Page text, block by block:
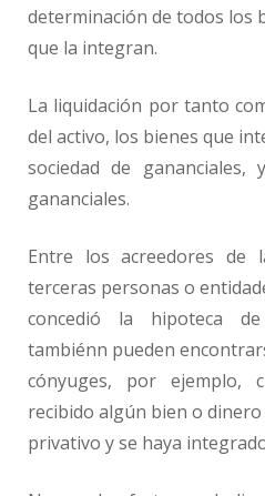
determinación de todos los
que la integran.
La liquidación por tanto
del activo, los bienes que
sociedad de
gananciales.
Entre los acreedores de
terceras personas o
concedió la hipoteca
tambiénn pueden
cónyuges, por ejemplo,
recibido algún bien o
privativo y se haya